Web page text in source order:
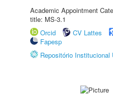
Academic Appointment
title: MS-3.1
Orcid
CV Lattes
Fapesp
Repositório Institucional